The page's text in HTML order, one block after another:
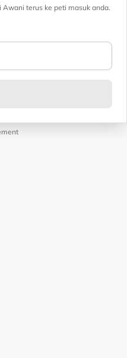
terus ke peti masuk anda.